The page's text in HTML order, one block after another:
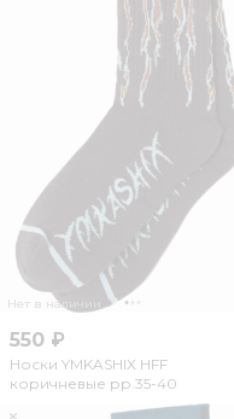
Нет в наличии
550 ₽
Носки YMKASHIX HFF
коричневые рр.35-40